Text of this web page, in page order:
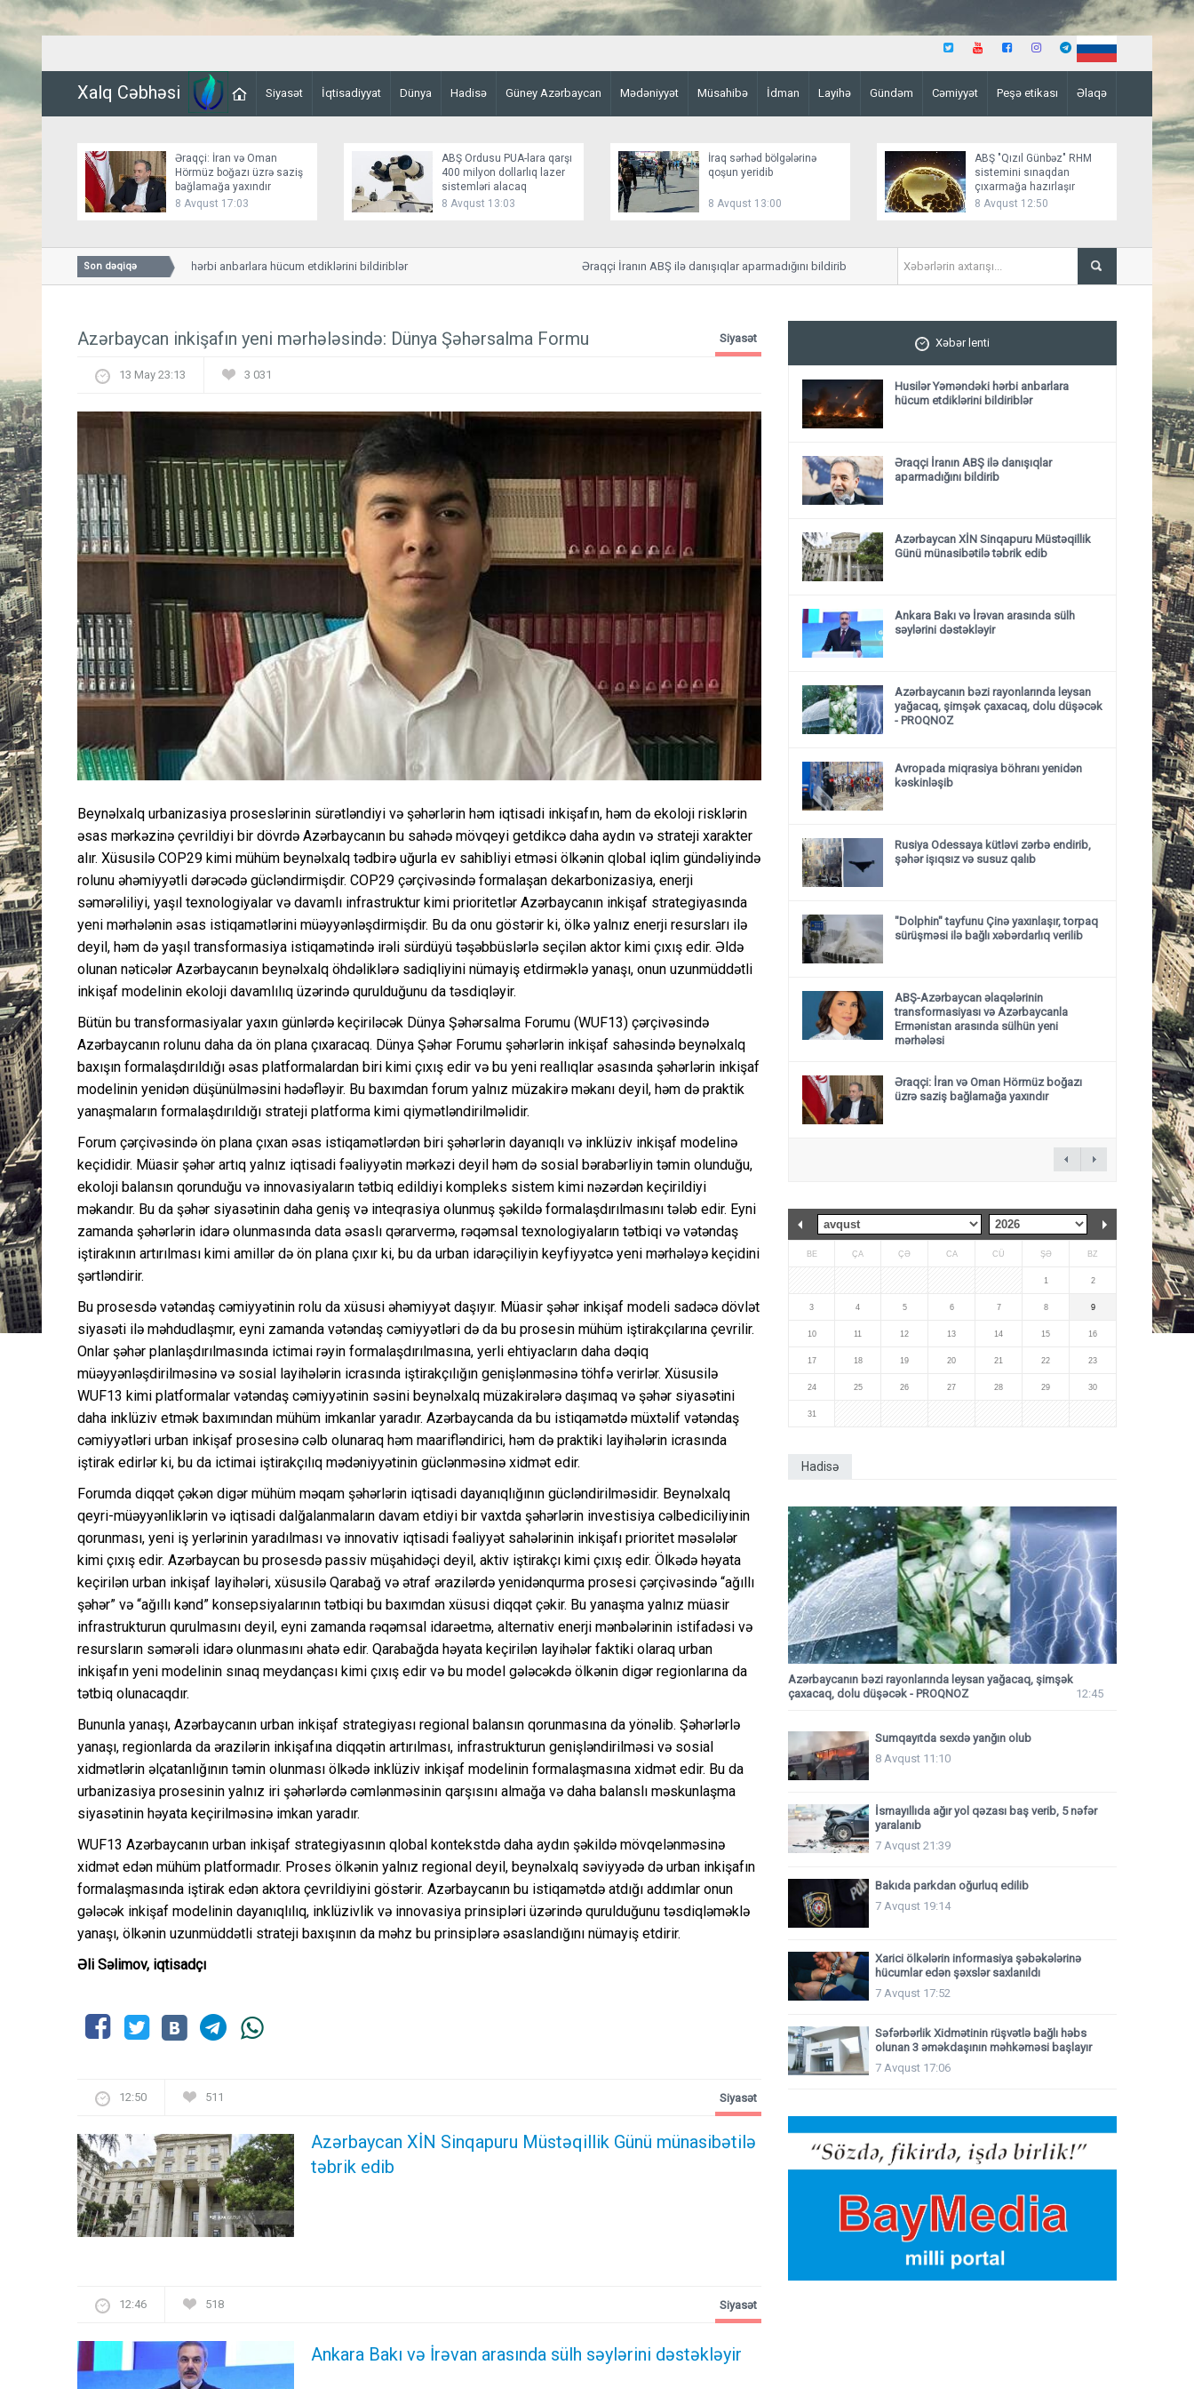
Xalq Cəbhəsi Siyasət İqtisadiyyat Dünya Hadisə Güney Azərbaycan Mədəniyyət Müsahibə İdman Layihə Gündəm Cəmiyyət Peşə etikası Əlaqə
Əraqçi: İran və Oman
Hörmüz boğazı üzrə saziş
bağlamağa yaxındır
8 Avqust 17:03
ABŞ Ordusu PUA-lara qarşı
400 milyon dollarlıq lazer
sistemləri alacaq
8 Avqust 13:03
İraq sərhəd bölgələrinə
qoşun yeridib
8 Avqust 13:00
ABŞ "Qızıl Günbəz" RHM
sistemini sınaqdan
çıxarmağa hazırlaşır
8 Avqust 12:50
Son dəqiqə
Husilər Yəməndəki hərbi anbarlara hücum etdiklərini bildiriblər Əraqçi İranın ABŞ ilə danışıqlar aparmadığını bildirib Azərbaycan XİN
Azərbaycan inkişafın yeni mərhələsində: Dünya Şəhərsalma Formu Siyasət
13 May 23:13 3 031
Beynəlxalq urbanizasiya proseslərinin sürətləndiyi və şəhərlərin həm iqtisadi inkişafın, həm də ekoloji risklərin
əsas mərkəzinə çevrildiyi bir dövrdə Azərbaycanın bu sahədə mövqeyi getdikcə daha aydın və strateji xarakter
alır. Xüsusilə COP29 kimi mühüm beynəlxalq tədbirə uğurla ev sahibliyi etməsi ölkənin qlobal iqlim gündəliyində
rolunu əhəmiyyətli dərəcədə gücləndirmişdir. COP29 çərçivəsində formalaşan dekarbonizasiya, enerji
səmərəliliyi, yaşıl texnologiyalar və davamlı infrastruktur kimi prioritetlər Azərbaycanın inkişaf strategiyasında
yeni mərhələnin əsas istiqamətlərini müəyyənləşdirmişdir. Bu da onu göstərir ki, ölkə yalnız enerji resursları ilə
deyil, həm də yaşıl transformasiya istiqamətində irəli sürdüyü təşəbbüslərlə seçilən aktor kimi çıxış edir. Əldə
olunan nəticələr Azərbaycanın beynəlxalq öhdəliklərə sadiqliyini nümayiş etdirməklə yanaşı, onun uzunmüddətli
inkişaf modelinin ekoloji davamlılıq üzərində qurulduğunu da təsdiqləyir.
Bütün bu transformasiyalar yaxın günlərdə keçiriləcək Dünya Şəhərsalma Forumu (WUF13) çərçivəsində
Azərbaycanın rolunu daha da ön plana çıxaracaq. Dünya Şəhər Forumu şəhərlərin inkişaf sahəsində beynəlxalq
baxışın formalaşdırıldığı əsas platformalardan biri kimi çıxış edir və bu yeni reallıqlar əsasında şəhərlərin inkişaf
modelinin yenidən düşünülməsini hədəfləyir. Bu baxımdan forum yalnız müzakirə məkanı deyil, həm də praktik
yanaşmaların formalaşdırıldığı strateji platforma kimi qiymətləndirilməlidir.
Forum çərçivəsində ön plana çıxan əsas istiqamətlərdən biri şəhərlərin dayanıqlı və inklüziv inkişaf modelinə
keçididir. Müasir şəhər artıq yalnız iqtisadi fəaliyyətin mərkəzi deyil həm də sosial bərabərliyin təmin olunduğu,
ekoloji balansın qorunduğu və innovasiyaların tətbiq edildiyi kompleks sistem kimi nəzərdən keçirildiyi
məkandır. Bu da şəhər siyasətinin daha geniş və inteqrasiya olunmuş şəkildə formalaşdırılmasını tələb edir. Eyni
zamanda şəhərlərin idarə olunmasında data əsaslı qərarvermə, rəqəmsal texnologiyaların tətbiqi və vətəndaş
iştirakının artırılması kimi amillər də ön plana çıxır ki, bu da urban idarəçiliyin keyfiyyətcə yeni mərhələyə keçidini
şərtləndirir.
Bu prosesdə vətəndaş cəmiyyətinin rolu da xüsusi əhəmiyyət daşıyır. Müasir şəhər inkişaf modeli sadəcə dövlət
siyasəti ilə məhdudlaşmır, eyni zamanda vətəndaş cəmiyyətləri də da bu prosesin mühüm iştirakçılarına çevrilir.
Onlar şəhər planlaşdırılmasında ictimai rəyin formalaşdırılmasına, yerli ehtiyacların daha dəqiq
müəyyənləşdirilməsinə və sosial layihələrin icrasında iştirakçılığın genişlənməsinə töhfə verirlər. Xüsusilə
WUF13 kimi platformalar vətəndaş cəmiyyətinin səsini beynəlxalq müzakirələrə daşımaq və şəhər siyasətini
daha inklüziv etmək baxımından mühüm imkanlar yaradır. Azərbaycanda da bu istiqamətdə müxtəlif vətəndaş
cəmiyyətləri urban inkişaf prosesinə cəlb olunaraq həm maarifləndirici, həm də praktiki layihələrin icrasında
iştirak edirlər ki, bu da ictimai iştirakçılıq mədəniyyətinin güclənməsinə xidmət edir.
Forumda diqqət çəkən digər mühüm məqam şəhərlərin iqtisadi dayanıqlığının gücləndirilməsidir. Beynəlxalq
qeyri-müəyyənliklərin və iqtisadi dalğalanmaların davam etdiyi bir vaxtda şəhərlərin investisiya cəlbediciliyinin
qorunması, yeni iş yerlərinin yaradılması və innovativ iqtisadi fəaliyyət sahələrinin inkişafı prioritet məsələlər
kimi çıxış edir. Azərbaycan bu prosesdə passiv müşahidəçi deyil, aktiv iştirakçı kimi çıxış edir. Ölkədə həyata
keçirilən urban inkişaf layihələri, xüsusilə Qarabağ və ətraf ərazilərdə yenidənqurma prosesi çərçivəsində “ağıllı
şəhər” və “ağıllı kənd” konsepsiyalarının tətbiqi bu baxımdan xüsusi diqqət çəkir. Bu yanaşma yalnız müasir
infrastrukturun qurulmasını deyil, eyni zamanda rəqəmsal idarəetmə, alternativ enerji mənbələrinin istifadəsi və
resursların səmərəli idarə olunmasını əhatə edir. Qarabağda həyata keçirilən layihələr faktiki olaraq urban
inkişafın yeni modelinin sınaq meydançası kimi çıxış edir və bu model gələcəkdə ölkənin digər regionlarına da
tətbiq olunacaqdır.
Bununla yanaşı, Azərbaycanın urban inkişaf strategiyası regional balansın qorunmasına da yönəlib. Şəhərlərlə
yanaşı, regionlarda da ərazilərin inkişafına diqqətin artırılması, infrastrukturun genişləndirilməsi və sosial
xidmətlərin əlçatanlığının təmin olunması ölkədə inklüziv inkişaf modelinin formalaşmasına xidmət edir. Bu da
urbanizasiya prosesinin yalnız iri şəhərlərdə cəmlənməsinin qarşısını almağa və daha balanslı məskunlaşma
siyasətinin həyata keçirilməsinə imkan yaradır.
WUF13 Azərbaycanın urban inkişaf strategiyasının qlobal kontekstdə daha aydın şəkildə mövqelənməsinə
xidmət edən mühüm platformadır. Proses ölkənin yalnız regional deyil, beynəlxalq səviyyədə də urban inkişafın
formalaşmasında iştirak edən aktora çevrildiyini göstərir. Azərbaycanın bu istiqamətdə atdığı addımlar onun
gələcək inkişaf modelinin dayanıqlılıq, inklüzivlik və innovasiya prinsipləri üzərində qurulduğunu təsdiqləməklə
yanaşı, ölkənin uzunmüddətli strateji baxışının da məhz bu prinsiplərə əsaslandığını nümayiş etdirir.
Əli Səlimov, iqtisadçı
12:50 511
Azərbaycan XİN Sinqapuru Müstəqillik Günü münasibətilə
təbrik edib
Siyasət
12:46 518
Ankara Bakı və İrəvan arasında sülh səylərini dəstəkləyir
Siyasət
Xəbər lenti
Husilər Yəməndəki hərbi anbarlara
hücum etdiklərini bildiriblər
Əraqçi İranın ABŞ ilə danışıqlar
aparmadığını bildirib
Azərbaycan XİN Sinqapuru Müstəqillik
Günü münasibətilə təbrik edib
Ankara Bakı və İrəvan arasında sülh
səylərini dəstəkləyir
Azərbaycanın bəzi rayonlarında leysan
yağacaq, şimşək çaxacaq, dolu düşəcək
- PROQNOZ
Avropada miqrasiya böhranı yenidən
kəskinləşib
Rusiya Odessaya kütləvi zərbə endirib,
şəhər işıqsız və susuz qalıb
"Dolphin" tayfunu Çinə yaxınlaşır, torpaq
sürüşməsi ilə bağlı xəbərdarlıq verilib
ABŞ-Azərbaycan əlaqələrinin
transformasiyası və Azərbaycanla
Ermənistan arasında sülhün yeni
mərhələsi
Əraqçi: İran və Oman Hörmüz boğazı
üzrə saziş bağlamağa yaxındır
BE ÇA ÇƏ CA CÜ ŞƏ BZ
1 2
3 4 5 6 7 8 9
10 11 12 13 14 15 16
17 18 19 20 21 22 23
24 25 26 27 28 29 30
31
Hadisə
Azərbaycanın bəzi rayonlarında leysan yağacaq, şimşək
çaxacaq, dolu düşəcək - PROQNOZ
12:45
Sumqayıtda sexdə yanğın olub
8 Avqust 11:10
İsmayıllıda ağır yol qəzası baş verib, 5 nəfər
yaralanıb
7 Avqust 21:39
Bakıda parkdan oğurluq edilib
7 Avqust 19:14
Xarici ölkələrin informasiya şəbəkələrinə
hücumlar edən şəxslər saxlanıldı
7 Avqust 17:52
Səfərbərlik Xidmətinin rüşvətlə bağlı həbs
olunan 3 əməkdaşının məhkəməsi başlayır
7 Avqust 17:06